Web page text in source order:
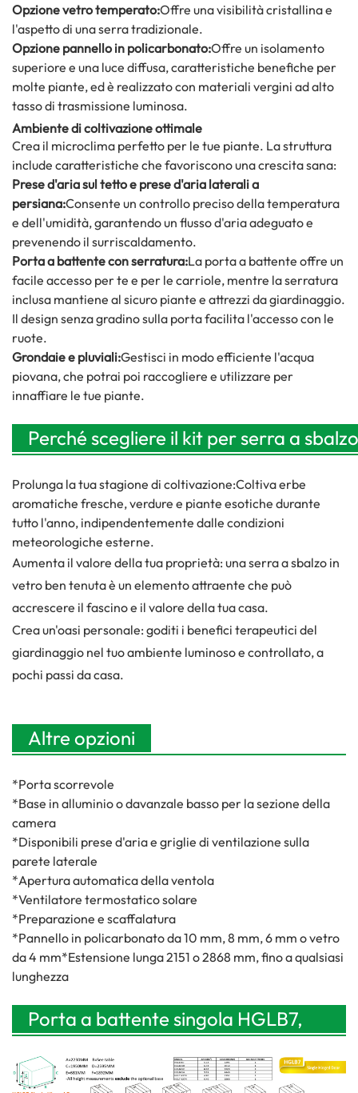
Opzione vetro temperato:Offre una visibilità cristallina e
l'aspetto di una serra tradizionale.
Opzione pannello in policarbonato:Offre un isolamento
superiore e una luce diffusa, caratteristiche benefiche per
molte piante, ed è realizzato con materiali vergini ad alto
tasso di trasmissione luminosa.
Ambiente di coltivazione ottimale
Crea il microclima perfetto per le tue piante. La struttura
include caratteristiche che favoriscono una crescita sana:
Prese d'aria sul tetto e prese d'aria laterali a
persiana:Consente un controllo preciso della temperatura
e dell'umidità, garantendo un flusso d'aria adeguato e
prevenendo il surriscaldamento.
Porta a battente con serratura:La porta a battente offre un
facile accesso per te e per le carriole, mentre la serratura
inclusa mantiene al sicuro piante e attrezzi da giardinaggio.
Il design senza gradino sulla porta facilita l'accesso con le
ruote.
Grondaie e pluviali:Gestisci in modo efficiente l'acqua
piovana, che potrai poi raccogliere e utilizzare per
innaffiare le tue piante.
Perché scegliere il kit per serra a
Prolunga la tua stagione di coltivazione:Coltiva erbe
aromatiche fresche, verdure e piante esotiche durante
tutto l'anno, indipendentemente dalle condizioni
meteorologiche esterne.
Aumenta il valore della tua proprietà: una serra a sbalzo in
vetro ben tenuta è un elemento attraente che può
accrescere il fascino e il valore della tua casa.
Crea un'oasi personale: goditi i benefici terapeutici del
giardinaggio nel tuo ambiente luminoso e controllato, a
pochi passi da casa.
Altre opzioni
*Porta scorrevole
*Base in alluminio o davanzale basso per la sezione della
camera
*Disponibili prese d'aria e griglie di ventilazione sulla
parete laterale
*Apertura automatica della ventola
*Ventilatore termostatico solare
*Preparazione e scaffalatura
*Pannello in policarbonato da 10 mm, 8 mm, 6 mm o vetro
da 4 mm*Estensione lunga 2151 o 2868 mm, fino a qualsiasi
lunghezza
Porta a battente singola HGLB7,
ingresso frontale a timpano.